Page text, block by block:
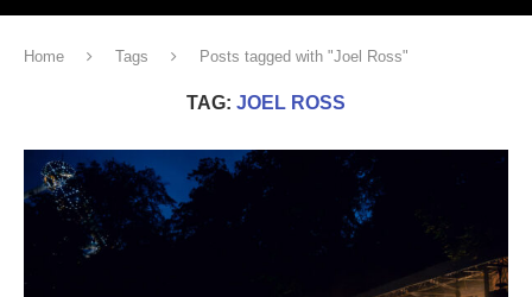
Home Tags Posts tagged with "Joel Ross"
TAG: JOEL ROSS